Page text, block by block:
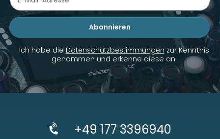
Abonnieren
Newsletter Abonnieren
Ich habe die Datenschutzbestimmungen zur Kenntnis
genommen und erkenne diese an.
+49 177 3396940